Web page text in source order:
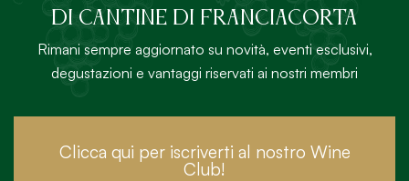
DI Cantine di Franciacorta
Rimani sempre aggiornato su novità, eventi esclusivi,
degustazioni e vantaggi riservati ai nostri membri
Clicca qui per iscriverti al nostro Wine
Club!